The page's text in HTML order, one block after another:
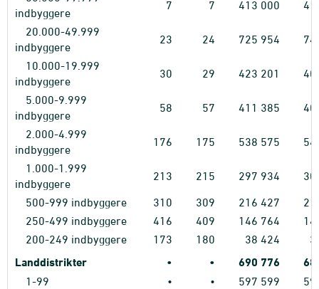
indbyggere
7 7 413 000
20.000-49.999
indbyggere
23 24 725 954
10.000-19.999
indbyggere
30 29 423 201
5.000-9.999
indbyggere
58 57 411 385
2.000-4.999
indbyggere
176 175 538 575
1.000-1.999
indbyggere
213 215 297 934
500-999 indbyggere 310 309 216 427
250-499 indbyggere
416 409 146 764
200-249 indbyggere
173 180 38 424
Landdistrikter • • 690 776
1-99 • • 597 599